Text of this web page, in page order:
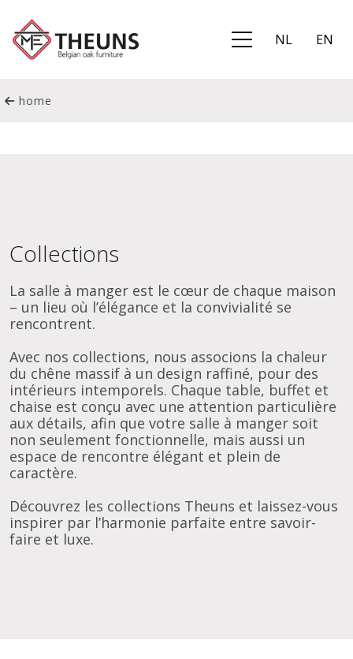
NL EN
home
Collections
La salle à manger est le cœur de chaque maison
– un lieu où l’élégance et la convivialité se
rencontrent.
Avec nos collections, nous associons la chaleur
du chêne massif à un design raffiné, pour des
intérieurs intemporels. Chaque table, buffet et
chaise est conçu avec une attention particulière
aux détails, afin que votre salle à manger soit
non seulement fonctionnelle, mais aussi un
espace de rencontre élégant et plein de
caractère.
Découvrez les collections Theuns et laissez-vous
inspirer par l’harmonie parfaite entre savoir-
faire et luxe.